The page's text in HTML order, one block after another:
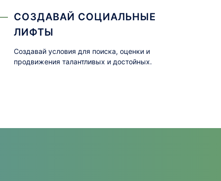
СОЗДАВАЙ СОЦИАЛЬНЫЕ
ЛИФТЫ
Создавай условия для поиска, оценки и
продвижения талантливых и достойных.